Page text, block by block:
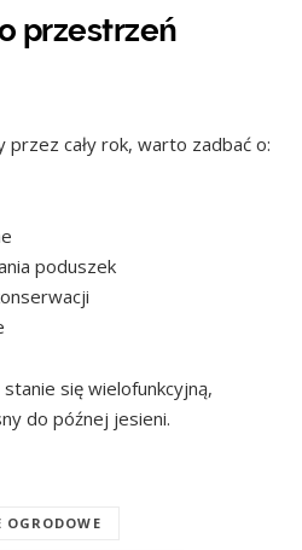
przestrzeń
przez cały rok, warto zadbać o:
poduszek
się wielofunkcyjną,
do późnej jesieni.
OGRODOWE